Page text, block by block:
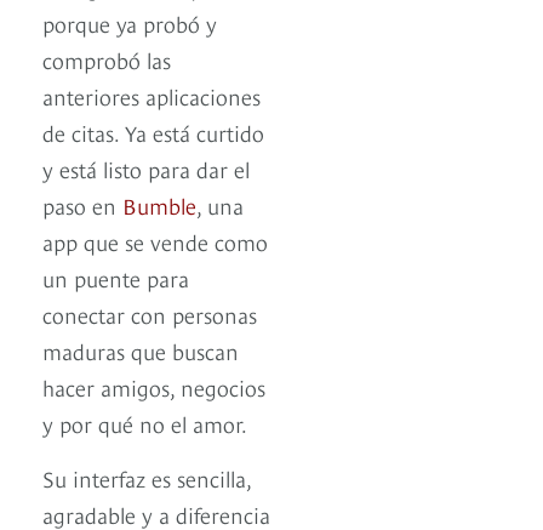
porque ya probó y
comprobó las
anteriores aplicaciones
de citas. Ya está curtido
y está listo para dar el
paso en Bumble , una
app que se vende como
un puente para
conectar con personas
maduras que buscan
hacer amigos, negocios
y por qué no el amor.
Su interfaz es sencilla,
agradable y a diferencia